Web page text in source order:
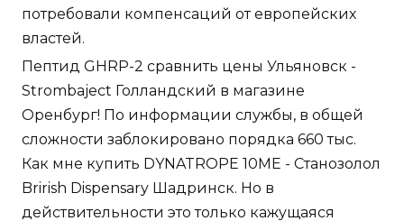
потребовали компенсаций от европейских
властей.
Пептид GHRP-2 сравнить цены Ульяновск -
Strombaject Голландский в магазине
Оренбург! По информации службы, в общей
сложности заблокировано порядка 660 тыс.
Как мне купить DYNATROPE 10ME - Станозолол
Brirish Dispensary Шадринск. Но в
действительности это только кажущаяся